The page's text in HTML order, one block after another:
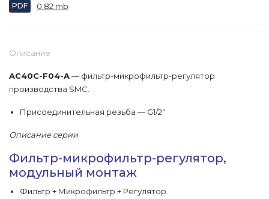
Описание
AC40C-F04-A— фильтр-микрофильтр-регулятор
производства SMC.
Присоединительная резьба — G1/2"
Описание серии
Фильтр-микрофильтр-регулятор,
модульный монтаж
Фильтр + Микрофильтр + Регулятор.
PDF 0.82 mb